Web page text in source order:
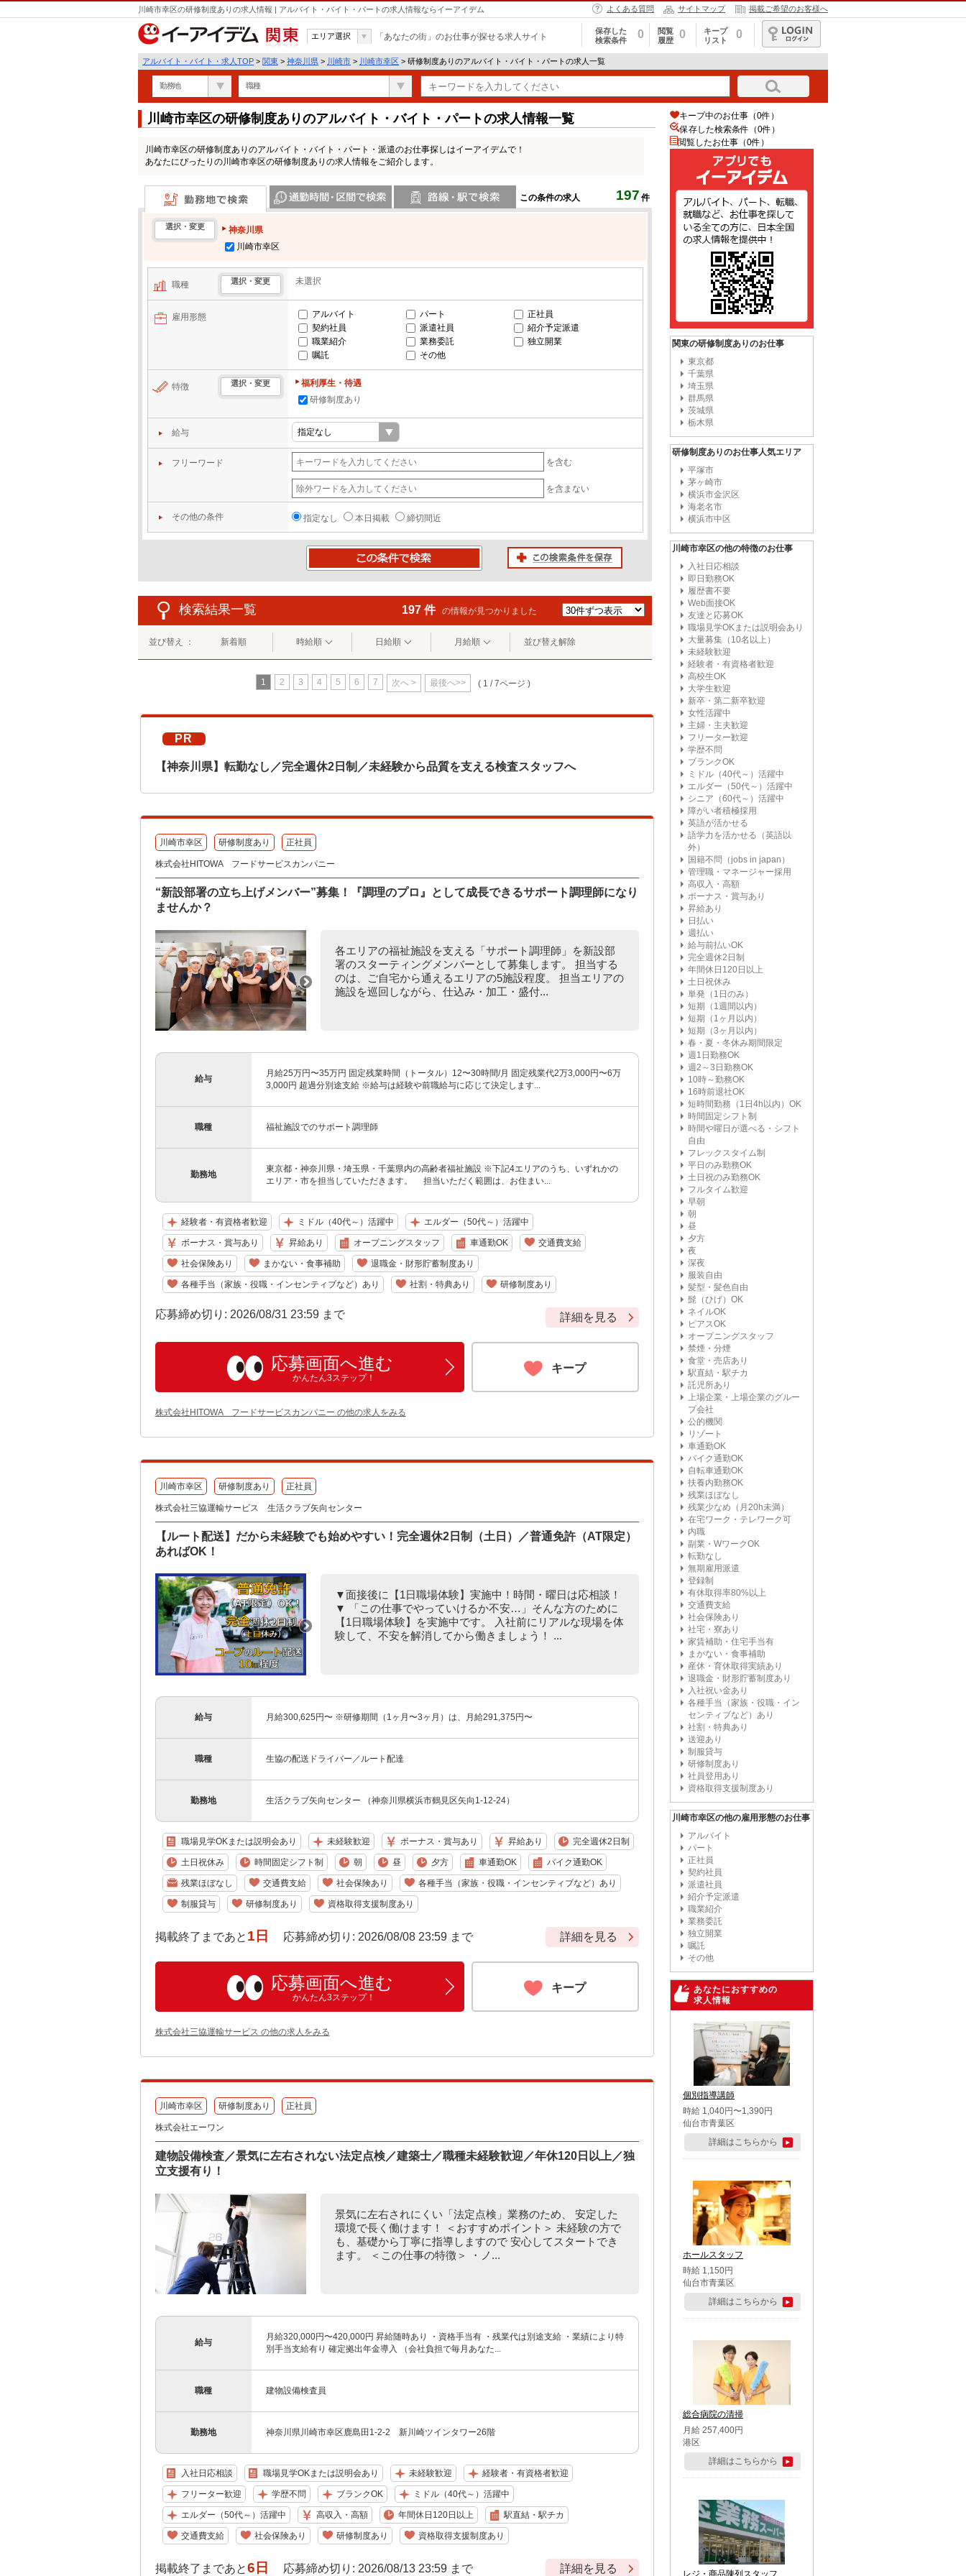
川崎市幸区の研修制度ありの求人情報 | アルバイト・バイト・パートの求人情報ならイーアイデム よくある質問 サイトマップ 掲載ご希望のお客様へ
関東
エリア選択 「あなたの街」のお仕事が探せる求人サイト
保存した
検索条件
0
閲覧
履歴
0
キープ
リスト
0
ログイン
アルバイト・バイト・求人TOP > 関東 > 神奈川県 > 川崎市 > 川崎市幸区 > 研修制度ありのアルバイト・バイト・パートの求人一覧
勤務地 職種
川崎市幸区の研修制度ありのアルバイト・バイト・パートの求人情報一覧
川崎市幸区の研修制度ありのアルバイト・バイト・パート・派遣のお仕事探しはイーアイデムで！
あなたにぴったりの川崎市幸区の研修制度ありの求人情報をご紹介します。
この条件の求人 197 件
勤務地で検索
選択・変更
神奈川県
川崎市幸区
職種 選択・変更 未選択
雇用形態 アルバイト パート
正社員
契約社員
派遣社員
紹介予定派遣
職業紹介
業務委託
独立開業
嘱託
その他
特徴 選択・変更
福利厚生・待遇
研修制度あり
給与
フリーワード を含む
を含まない
その他の条件 指定なし 本日掲載 締切間近
検索結果一覧 197 件 の情報が見つかりました
並び替え ： 新着順 時給順 日給順 月給順 並び替え解除
1 2 3 4 5 6 7 次へ > 最後へ>> ( 1 / 7ページ )
PR
【神奈川県】転勤なし／完全週休2日制／未経験から品質を支える検査スタッフへ
川崎市幸区 研修制度あり 正社員
株式会社HITOWA フードサービスカンパニー
“新設部署の立ち上げメンバー”募集！『調理のプロ』として成長できるサポート調理師になり
ませんか？
各エリアの福祉施設を支える「サポート調理師」を新設部
署のスターティングメンバーとして募集します。 担当する
のは、ご自宅から通えるエリアの5施設程度。 担当エリアの
施設を巡回しながら、仕込み・加工・盛付...
給与
月給25万円〜35万円 固定残業時間（トータル）12〜30時間/月 固定残業代2万3,000円〜6万
3,000円 超過分別途支給 ※給与は経験や前職給与に応じて決定します...
職種 福祉施設でのサポート調理師
勤務地
東京都・神奈川県・埼玉県・千葉県内の高齢者福祉施設 ※下記4エリアのうち、いずれかの
エリア・市を担当していただきます。 担当いただく範囲は、お住まい...
経験者・有資格者歓迎 ミドル（40代～）活躍中 エルダー（50代～）活躍中
ボーナス・賞与あり 昇給あり オープニングスタッフ 車通勤OK 交通費支給
社会保険あり まかない・食事補助 退職金・財形貯蓄制度あり
各種手当（家族・役職・インセンティブなど）あり 社割・特典あり 研修制度あり
応募締め切り: 2026/08/31 23:59 まで 詳細を見る
応募画面へ進む
かんたん3ステップ！
キープ
株式会社HITOWA フードサービスカンパニー の他の求人をみる
川崎市幸区 研修制度あり 正社員
株式会社三協運輸サービス 生活クラブ矢向センター
【ルート配送】だから未経験でも始めやすい！完全週休2日制（土日）／普通免許（AT限定）
あればOK！
▼面接後に【1日職場体験】実施中！時間・曜日は応相談！
▼ 「この仕事でやっていけるか不安…」そんな方のために
【1日職場体験】を実施中です。 入社前にリアルな現場を体
験して、不安を解消してから働きましょう！ ...
給与 月給300,625円〜 ※研修期間（1ヶ月〜3ヶ月）は、月給291,375円〜
職種 生協の配送ドライバー／ルート配達
勤務地 生活クラブ矢向センター （神奈川県横浜市鶴見区矢向1-12-24）
職場見学OKまたは説明会あり 未経験歓迎 ボーナス・賞与あり 昇給あり 完全週休2日制
土日祝休み 時間固定シフト制 朝 昼 夕方 車通勤OK バイク通勤OK
残業ほぼなし 交通費支給 社会保険あり 各種手当（家族・役職・インセンティブなど）あり
制服貸与 研修制度あり 資格取得支援制度あり
掲載終了まであと 1日 応募締め切り: 2026/08/08 23:59 まで 詳細を見る
応募画面へ進む
かんたん3ステップ！
キープ
株式会社三協運輸サービス の他の求人をみる
川崎市幸区 研修制度あり 正社員
株式会社エーワン
建物設備検査／景気に左右されない法定点検／建築士／職種未経験歓迎／年休120日以上／独
立支援有り！
景気に左右されにくい「法定点検」業務のため、 安定した
環境で長く働けます！ ＜おすすめポイント＞ 未経験の方で
も、基礎から丁寧に指導しますので 安心してスタートでき
ます。 ＜この仕事の特徴＞ ・ノ...
給与
月給320,000円〜420,000円 昇給随時あり ・資格手当有 ・残業代は別途支給 ・業績により特
別手当支給有り 確定拠出年金導入 （会社負担で毎月あなた...
職種 建物設備検査員
勤務地 神奈川県川崎市幸区鹿島田1-2-2 新川崎ツインタワー26階
入社日応相談 職場見学OKまたは説明会あり 未経験歓迎 経験者・有資格者歓迎
フリーター歓迎 学歴不問 ブランクOK ミドル（40代～）活躍中
エルダー（50代～）活躍中 高収入・高額 年間休日120日以上 駅直結・駅チカ
交通費支給 社会保険あり 研修制度あり 資格取得支援制度あり
掲載終了まであと6日 応募締め切り: 2026/08/13 23:59 まで 詳細を見る
キープ中のお仕事（0件）
保存した検索条件（0件）
閲覧したお仕事（0件）
関東の研修制度ありのお仕事
東京都
千葉県
埼玉県
群馬県
茨城県
栃木県
研修制度ありのお仕事人気エリア
平塚市
茅ヶ崎市
横浜市金沢区
海老名市
横浜市中区
川崎市幸区の他の特徴のお仕事
入社日応相談
即日勤務OK
履歴書不要
Web面接OK
友達と応募OK
職場見学OKまたは説明会あり
大量募集（10名以上）
未経験歓迎
経験者・有資格者歓迎
高校生OK
大学生歓迎
新卒・第二新卒歓迎
女性活躍中
主婦・主夫歓迎
フリーター歓迎
学歴不問
ブランクOK
ミドル（40代～）活躍中
エルダー（50代～）活躍中
シニア（60代～）活躍中
障がい者積極採用
英語が活かせる
語学力を活かせる（英語以
外）
国籍不問（jobs in japan）
管理職・マネージャー採用
高収入・高額
ボーナス・賞与あり
昇給あり
日払い
週払い
給与前払いOK
完全週休2日制
年間休日120日以上
土日祝休み
単発（1日のみ）
短期（1週間以内）
短期（1ヶ月以内）
短期（3ヶ月以内）
春・夏・冬休み期間限定
週1日勤務OK
週2～3日勤務OK
10時～勤務OK
16時前退社OK
短時間勤務（1日4h以内）OK
時間固定シフト制
時間や曜日が選べる・シフト
自由
フレックスタイム制
平日のみ勤務OK
土日祝のみ勤務OK
フルタイム歓迎
早朝
朝
昼
夕方
夜
深夜
服装自由
髪型・髪色自由
髭（ひげ）OK
ネイルOK
ピアスOK
オープニングスタッフ
禁煙・分煙
食堂・売店あり
駅直結・駅チカ
託児所あり
上場企業・上場企業のグルー
プ会社
公的機関
リゾート
車通勤OK
バイク通勤OK
自転車通勤OK
扶養内勤務OK
残業ほぼなし
残業少なめ（月20h未満）
在宅ワーク・テレワーク可
内職
副業・WワークOK
転勤なし
無期雇用派遣
登録制
有休取得率80%以上
交通費支給
社会保険あり
社宅・寮あり
家賃補助・住宅手当有
まかない・食事補助
産休・育休取得実績あり
退職金・財形貯蓄制度あり
入社祝い金あり
各種手当（家族・役職・イン
センティブなど）あり
社割・特典あり
送迎あり
制服貸与
研修制度あり
社員登用あり
資格取得支援制度あり
川崎市幸区の他の雇用形態のお仕事
アルバイト
パート
正社員
契約社員
派遣社員
紹介予定派遣
職業紹介
業務委託
独立開業
嘱託
その他
あなたにおすすめの
求人情報
個別指導講師
時給 1,040円〜1,390円
仙台市青葉区
詳細はこちらから
ホールスタッフ
時給 1,150円
仙台市青葉区
詳細はこちらから
総合病院の清掃
月給 257,400円
港区
詳細はこちらから
レジ・商品陳列スタッフ